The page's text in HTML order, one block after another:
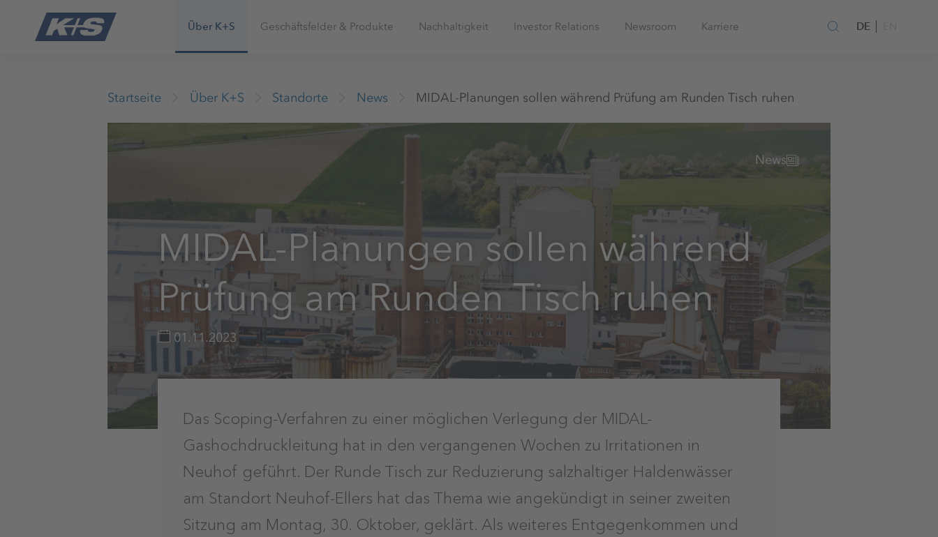
Über K+S Geschäftsfelder & Produkte Nachhaltigkeit Investor Relations Newsroom Karriere DE
Startseite Über K+S Standorte News MIDAL-Planungen sollen während Prüfung am Runden Tisch ruhen
News
MIDAL-Planungen sollen während
Prüfung am Runden Tisch ruhen
01.11.2023
Das Scoping-Verfahren zu einer möglichen Verlegung der MIDAL-
Gashochdruckleitung hat in den vergangenen Wochen zu Irritationen in
Neuhof geführt. Der Runde Tisch zur Reduzierung salzhaltiger Haldenwässer
am Standort Neuhof-Ellers hat das Thema wie angekündigt in seiner zweiten
Sitzung am Montag, 30. Oktober, geklärt. Als weiteres Entgegenkommen und